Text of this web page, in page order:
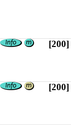
[200]
[200]